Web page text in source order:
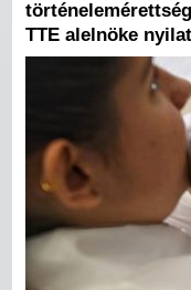
TTE alelnöke